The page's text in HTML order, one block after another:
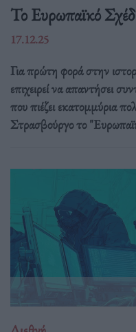
Το Ευρωπαϊκό
17.12.25
Για πρώτη φορά στην
επιχειρεί να απαντήσει
που πιέζει εκατομμύρια
Στρασβούργο το